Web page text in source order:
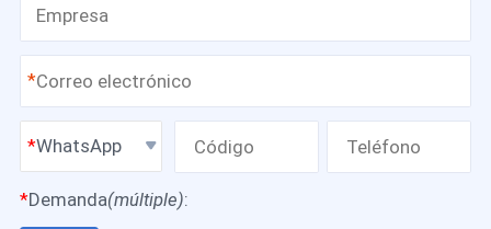
*
WhatsApp
*Demanda(múltiple):